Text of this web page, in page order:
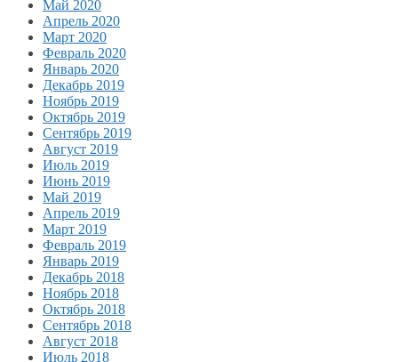
Май 2020
Апрель 2020
Март 2020
Февраль 2020
Январь 2020
Декабрь 2019
Ноябрь 2019
Октябрь 2019
Сентябрь 2019
Август 2019
Июль 2019
Июнь 2019
Май 2019
Апрель 2019
Март 2019
Февраль 2019
Январь 2019
Декабрь 2018
Ноябрь 2018
Октябрь 2018
Сентябрь 2018
Август 2018
Июль 2018